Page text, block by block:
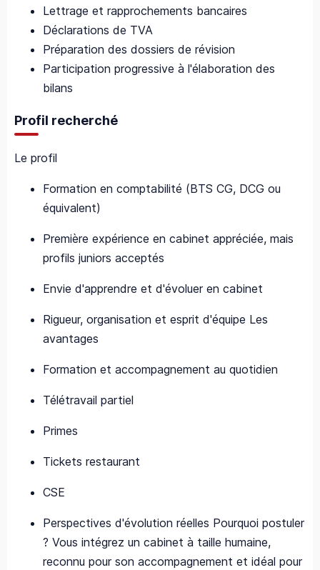
Lettrage et rapprochements bancaires
Déclarations de TVA
Préparation des dossiers de révision
Participation progressive à l'élaboration des
bilans
Profil recherché
Le profil
Formation en comptabilité (BTS CG, DCG ou
équivalent)
Première expérience en cabinet appréciée, mais
profils juniors acceptés
Envie d'apprendre et d'évoluer en cabinet
Rigueur, organisation et esprit d'équipe Les
avantages
Formation et accompagnement au quotidien
Télétravail partiel
Primes
Tickets restaurant
CSE
Perspectives d'évolution réelles Pourquoi postuler
? Vous intégrez un cabinet à taille humaine,
reconnu pour son accompagnement et idéal pour